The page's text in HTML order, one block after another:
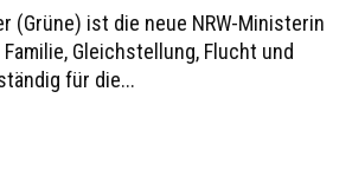
(Grüne) ist die neue NRW-Ministerin
Gleichstellung, Flucht und
für die...